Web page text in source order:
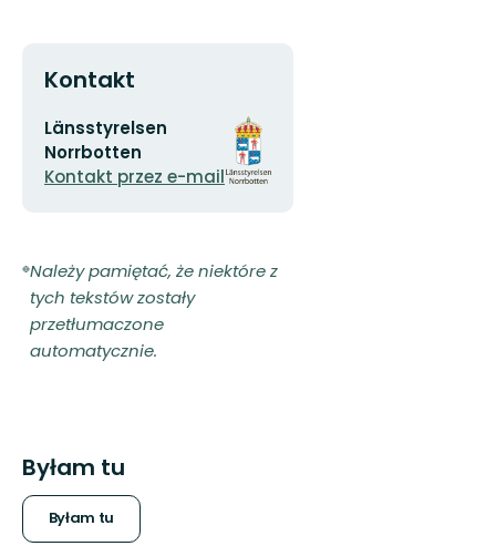
Kontakt
Adres
e-
mail
Länsstyrelsen
Norrbotten
Kontakt przez e-mail
Logotyp
organizacji
Należy pamiętać, że niektóre z
tych tekstów zostały
przetłumaczone
automatycznie.
Byłam tu
Byłam tu